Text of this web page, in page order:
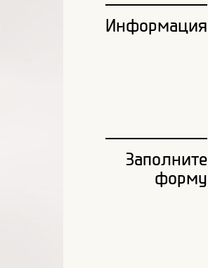
Информация
Заполните
форму